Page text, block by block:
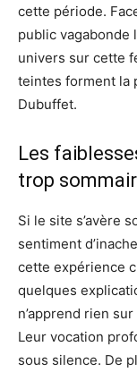
cette période.
public vagabonde
univers sur cette
teintes forment la
Dubuffet.
Les
trop
Si le site s’avère
sentiment
cette expérience
quelques
n’apprend rien
Leur vocation
sous silence. De